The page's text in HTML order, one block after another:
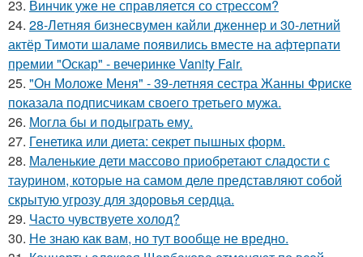
23. Винчик уже не справляется со стрессом?
24. 28-Летняя бизнесвумен кайли дженнер и 30-летний
актёр Тимоти шаламе появились вместе на афтерпати
премии "Оскар" - вечеринке Vanity Fair.
25. "Он Моложе Меня" - 39-летняя сестра Жанны Фриске
показала подписчикам своего третьего мужа.
26. Могла бы и подыграть ему.
27. Генетика или диета: секрет пышных форм.
28. Маленькие дети массово приобретают сладости с
таурином, которые на самом деле представляют собой
скрытую угрозу для здоровья сердца.
29. Часто чувствуете холод?
30. Не знаю как вам, но тут вообще не вредно.